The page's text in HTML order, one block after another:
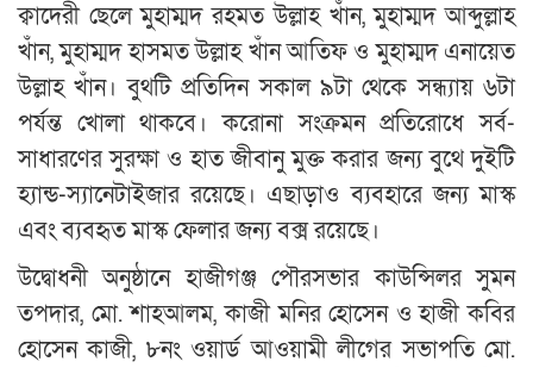
ক্বাদেরী ছেলে মুহাম্মদ রহমত উল্লাহ খাঁন, মুহাম্মদ আব্দুল্লাহ
খাঁন, মুহাম্মদ হাসমত উল্লাহ খাঁন আতিফ ও মুহাম্মদ এনায়েত
উল্লাহ খাঁন। বুথটি প্রতিদিন সকাল ৯টা থেকে সন্ধ্যায় ৬টা
পর্যন্ত খোলা থাকবে। করোনা সংক্রমন প্রতিরোধে সর্ব-
সাধারণের সুরক্ষা ও হাত জীবানু মুক্ত করার জন্য বুথে দুইটি
হ্যান্ড-স্যানেটাইজার রয়েছে। এছাড়াও ব্যবহারে জন্য মাস্ক
এবং ব্যবহৃত মাস্ক ফেলার জন্য বক্স রয়েছে।
উদ্বোধনী অনুষ্ঠানে হাজীগঞ্জ পৌরসভার কাউন্সিলর সুমন
তপদার, মো. শাহআলম, কাজী মনির হোসেন ও হাজী কবির
হোসেন কাজী, ৮নং ওয়ার্ড আওয়ামী লীগের সভাপতি মো.